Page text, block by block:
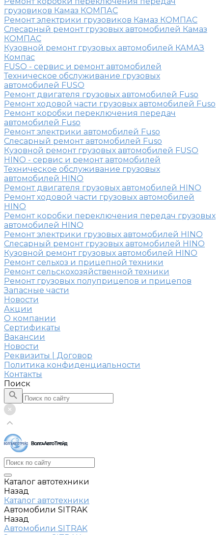
грузовиков Камаз КОМПАС
Ремонт электрики грузовиков Камаз КОМПАС
Слесарный ремонт грузовых автомобилей Камаз
КОМПАС
Кузовной ремонт грузовых автомобилей КАМАЗ
Компас
FUSO - сервис и ремонт автомобилей
Техническое обслуживание грузовых
автомобилей FUSO
Ремонт двигателя грузовых автомобилей Fuso
Ремонт ходовой части грузовых автомобилей Fuso
Ремонт коробки переключения передач
автомобилей Fuso
Ремонт электрики автомобилей Fuso
Слесарный ремонт автомобилей Fuso
Кузовной ремонт грузовых автомобилей FUSO
HINO - сервис и ремонт автомобилей
Техническое обслуживание грузовых
автомобилей HINO
Ремонт двигателя грузовых автомобилей HINO
Ремонт ходовой части грузовых автомобилей
HINO
Ремонт коробки переключения передач грузовых
автомобилей HINO
Ремонт электрики грузовых автомобилей HINO
Слесарный ремонт грузовых автомобилей HINO
Кузовной ремонт грузовых автомобилей HINO
Ремонт сельхоз и прицепной техники
Ремонт сельскохозяйственной техники
Ремонт грузовых полуприцепов и прицепов
Запасные части
Новости
Акции
О компании
Сертификаты
Вакансии
Новости
Реквизиты | Договор
Политика конфиденциальности
Контакты
Поиск
Каталог автотехники
Назад
Каталог автотехники
Автомобили SITRAK
Назад
Автомобили SITRAK